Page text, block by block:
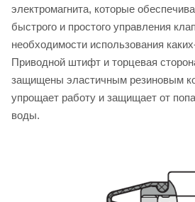
электромагнита, которые
быстрого и простого управления
необходимости использования
Приводной штифт и торцевая
защищены эластичным резиновым
упрощает работу и защищает от
воды.